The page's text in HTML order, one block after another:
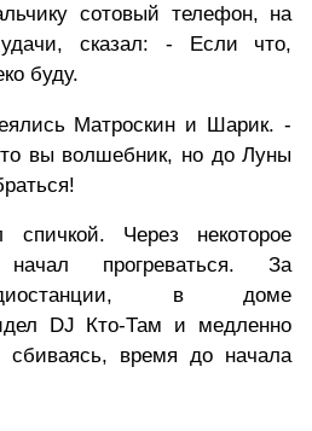
сотовый телефон, на
сказал: - Если что,
буду.
Матроскин и Шарик. -
вы волшебник, но до Луны
Через некоторое
прогреваться. За
в доме
DJ Кто-Там и медленно
сбиваясь, время до начала